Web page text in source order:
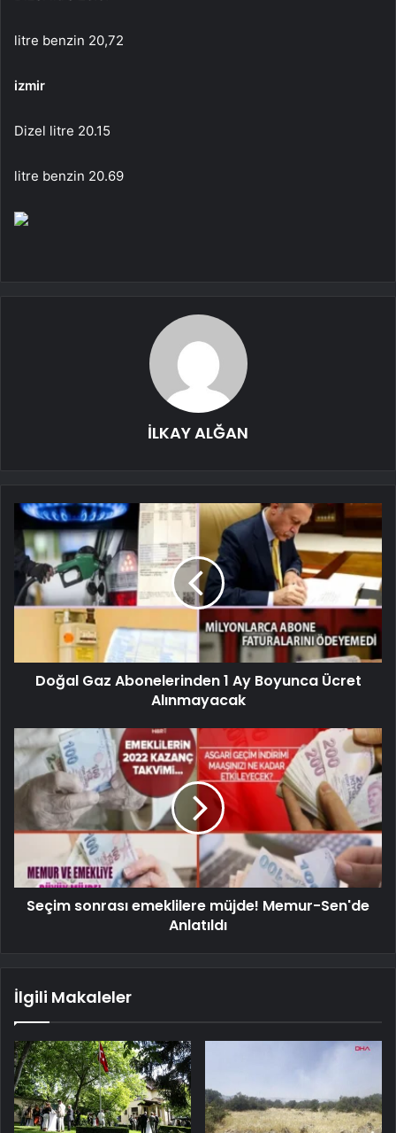
litre benzin 20,72
izmir
Dizel litre 20.15
litre benzin 20.69
İLKAY ALĞAN
Doğal Gaz Abonelerinden 1 Ay Boyunca Ücret
Alınmayacak
Seçim sonrası emeklilere müjde! Memur-Sen'de
Anlatıldı
İlgili Makaleler